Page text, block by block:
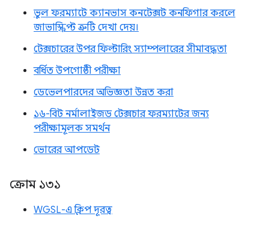
ভুল ফরম্যাটে ক্যানভাস কনটেক্সট কনফিগার করলে
জাভাস্ক্রিপ্ট ত্রুটি দেখা দেয়।
টেক্সচারের উপর ফিল্টারিং স্যাম্পলারের সীমাবদ্ধতা
বর্ধিত উপগোষ্ঠী পরীক্ষা
ডেভেলপারদের অভিজ্ঞতা উন্নত করা
১৬-বিট নর্মালাইজড টেক্সচার ফরম্যাটের জন্য
পরীক্ষামূলক সমর্থন
ভোরের আপডেট
ক্রোম ১৩১
WGSL-এ ক্লিপ দূরত্ব